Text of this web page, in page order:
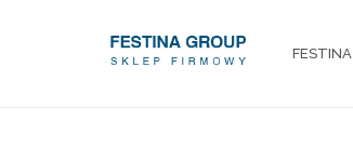
FESTINA